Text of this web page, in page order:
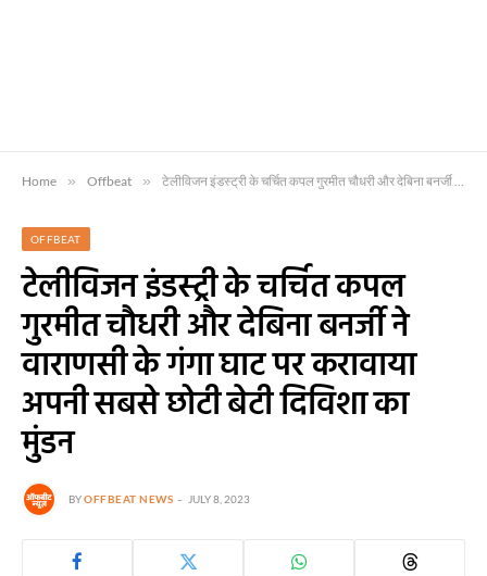
Home » Offbeat » टेलीविजन इंडस्ट्री के चर्चित कपल गुरमीत चौधरी और देबिना बनर्जी ने वाराणसी के गंगा घाट पर करावाया अपनी सबसे छोटी बेटी दिविशा का मुंडन
OFFBEAT
टेलीविजन इंडस्ट्री के चर्चित कपल
गुरमीत चौधरी और देबिना बनर्जी ने
वाराणसी के गंगा घाट पर करावाया
अपनी सबसे छोटी बेटी दिविशा का
मुंडन
BYOFFBEAT NEWS JULY 8, 2023